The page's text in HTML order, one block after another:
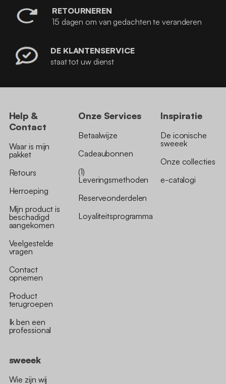
RETOURNEREN
15 dagen om van gedachten te veranderen
DE KLANTENSERVICE
staat tot uw dienst
Help &
Contact
Waar is mijn
pakket
Retours
Herroeping
Mijn product is
beschadigd
aangekomen
Veelgestelde
vragen
Contact
opnemen
Product
terugroepen
Ik ben een
professional
Onze Services
Betaalwijze
Cadeaubonnen
(1)
Leveringsmethoden
Reserveonderdelen
Loyaliteitsprogramma
Inspiratie
De iconische
sweeek
Onze collecties
e-catalogi
sweeek
Wie zijn wij